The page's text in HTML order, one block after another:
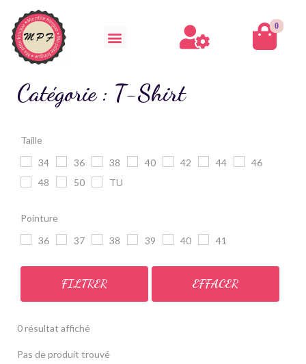
0
Catégorie : T-Shirt
Taille
34
36 38 40 42 44
46
48
50 TU
Pointure
36
37 38 39 40 41
FILTRER EFFACER
0 résultat affiché
Pas de produit trouvé